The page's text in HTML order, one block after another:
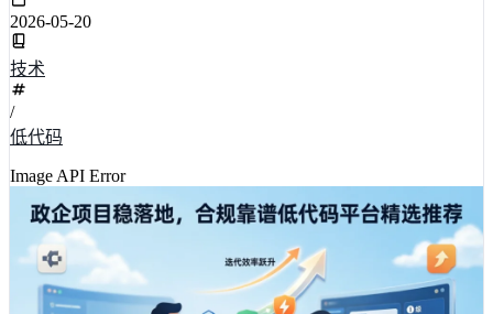
2026-05-20
技术
/
低代码
Image API Error